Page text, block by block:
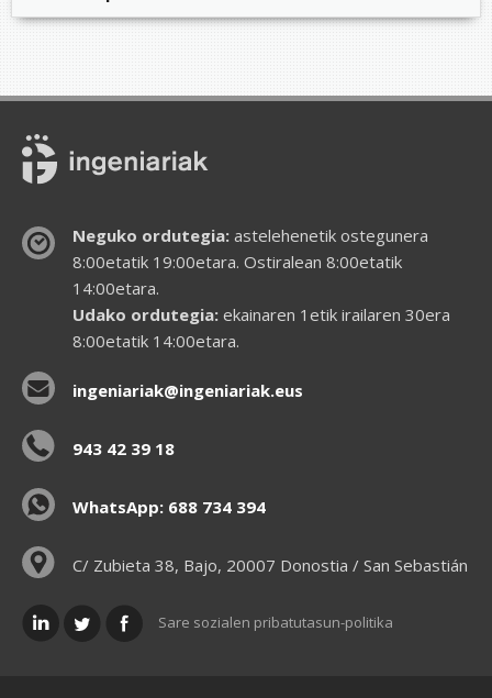
Neguko ordutegia:astelehenetik ostegunera
8:00etatik 19:00etara. Ostiralean 8:00etatik
14:00etara.
Udako ordutegia:ekainaren 1etik irailaren 30era
8:00etatik 14:00etara.
ingeniariak@ingeniariak.eus
943 42 39 18
WhatsApp: 688 734 394
C/ Zubieta 38, Bajo, 20007 Donostia / San Sebastián
Sare sozialen pribatutasun-politika